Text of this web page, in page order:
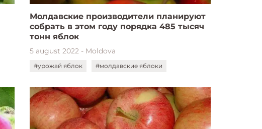
Молдавские производители планируют
собрать в этом году порядка 485 тысяч
тонн яблок
5 august 2022 - Moldova
#урожай яблок #молдавские яблоки